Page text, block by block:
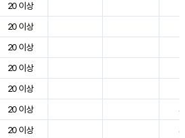
20 이상
20 이상
20 이상
20 이상
20 이상
20 이상
20 이상